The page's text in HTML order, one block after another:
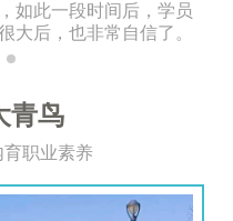
如此一段时间后，学员
大后，也非常自信了。
青鸟
职业素养